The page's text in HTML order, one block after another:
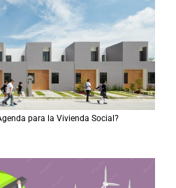
para la Vivienda Social?